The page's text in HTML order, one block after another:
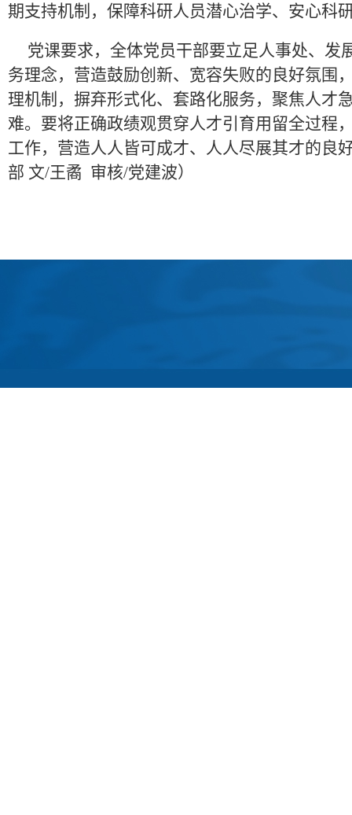
期支持机制，保障科研人员潜心治学、安心科
党课要求，全体党员干部要立足人事处、发
务理念，营造鼓励创新、宽容失败的良好氛围
理机制，摒弃形式化、套路化服务，聚焦人才
难。要将正确政绩观贯穿人才引育用留全过程
工作， 营造人人皆可成才、 人人尽展其才的良
部 文/王矞 审核/党建波）